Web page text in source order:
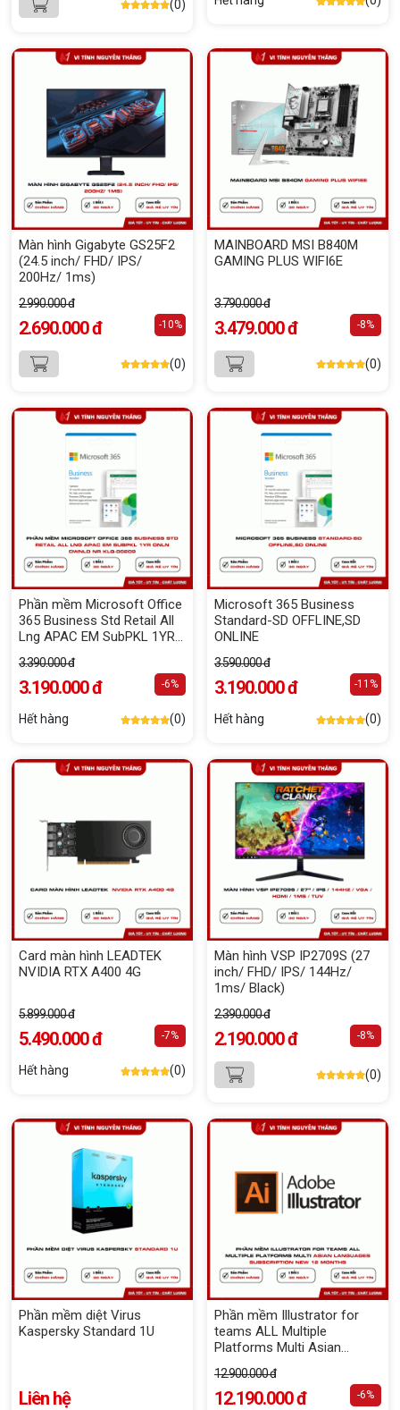
(0)
Màn hình Gigabyte GS25F2
(24.5 inch/ FHD/ IPS/
200Hz/ 1ms)
2.990.000 đ
2.690.000 đ -10%
(0)
MAINBOARD MSI B840M
GAMING PLUS WIFI6E
3.790.000 đ
3.479.000 đ -8%
(0)
Phần mềm Microsoft Office
365 Business Std Retail All
Lng APAC EM SubPKL 1YR
3.390.000 đ
3.190.000 đ -6%
Hết hàng (0)
Microsoft 365 Business
Standard-SD OFFLINE,SD
ONLINE
3.590.000 đ
3.190.000 đ -11%
Hết hàng (0)
Card màn hình LEADTEK
NVIDIA RTX A400 4G
5.899.000 đ
5.490.000 đ -7%
Hết hàng (0)
Màn hình VSP IP2709S (27
inch/ FHD/ IPS/ 144Hz/
1ms/ Black)
2.390.000 đ
2.190.000 đ -8%
(0)
Phần mềm diệt Virus
Kaspersky Standard 1U
Liên hệ
Phần mềm Illustrator for
teams ALL Multiple
Platforms Multi Asian
New 12 months
12.900.000 đ
12.190.000 đ -6%